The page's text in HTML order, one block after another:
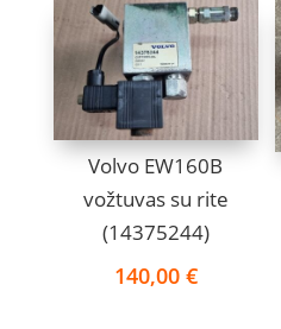
Volvo EW160B
vožtuvas su rite
(14375244)
140,00 €